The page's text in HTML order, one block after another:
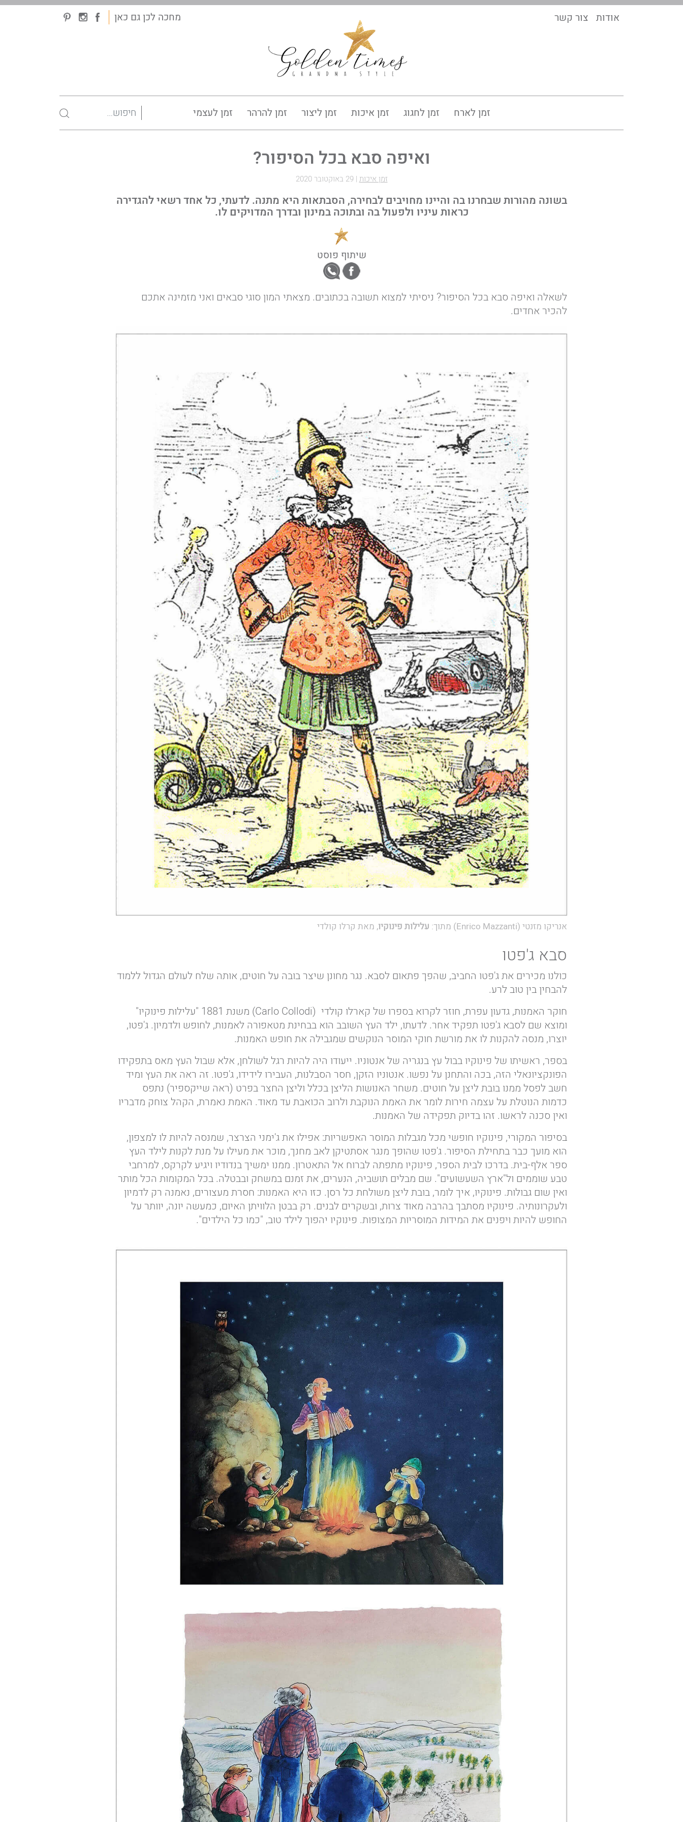
אודות צור קשר מחכה לכן גם כאן
זמן לארח זמן לחגוג זמן איכות זמן ליצור זמן להרהר זמן לעצמי
ואיפה סבא בכל הסיפור?
זמן איכות |29 באוקטובר 2020
בשונה מהורות שבחרנו בה והיינו מחויבים לבחירה, הסבתאות היא מתנה. לדעתי, כל אחד רשאי להגדירה
כראות עיניו ולפעול בה ובתוכה במינון ובדרך המדויקים לו.
שיתוף פוסט
לשאלה ואיפה סבא בכל הסיפור? ניסיתי למצוא תשובה בכתובים. מצאתי המון סוגי סבאים ואני מזמינה אתכם
להכיר אחדים.
אנריקו מזנטי (Enrico Mazzanti) מתוך: עלילות פינוקיו, מאת קרלו קולדי
סבא ג'פטו
כולנו מכירים את ג'פטו החביב, שהפך פתאום לסבא. נגר מחונן שיצר בובה על חוטים, אותה שלח לעולם הגדול ללמוד
להבחין בין טוב לרע.
חוקר האמנות, גדעון עפרת, חוזר לקרוא בספרו של קארלו קולדי (Carlo Collodi) משנת 1881 "עלילות פינוקיו"
ומוצא שם לסבא ג'פטו תפקיד אחר. לדעתו, ילד העץ השובב הוא בבחינת מטאפורה לאמנות, לחופש ולדמיון. ג'פטו,
יוצרו, מנסה להקנות לו את מורשת חוקי המוסר הנוקשים שמגבילה את חופש האמנות.
בספר, ראשיתו של פינוקיו בבול עץ בנגריה של אנטוניו. ייעודו היה להיות רגל לשולחן, אלא שבול העץ מאס בתפקידו
הפונקציונאלי הזה, בכה והתחנן על נפשו. אנטוניו הזקן, חסר הסבלנות, העבירו לידידו, ג'פטו. זה ראה את העץ ומיד
חשב לפסל ממנו בובת ליצן על חוטים. משחר האנושות הליצן בכלל וליצן החצר בפרט (ראה שייקספיר) נתפס
כדמות הנוטלת על עצמה חירות לומר את האמת הנוקבת ולרוב הכואבת עד מאוד. האמת נאמרת, הקהל צוחק מדבריו
ואין סכנה לראשו. זהו בדיוק תפקידה של האמנות.
בסיפור המקורי, פינוקיו חופשי מכל מגבלות המוסר האפשריות: אפילו את ג'ימני הצרצר, שמנסה להיות לו למצפון,
הוא מועך כבר בתחילת הסיפור. ג'פטו שהופך מנגר אסתטיקן לאב מחנך, מוכר את מעילו על מנת לקנות לילד העץ
ספר אלף-בית. בדרכו לבית הספר, פינוקיו מתפתה לברוח אל התאטרון. ממנו ימשיך בנדודיו ויגיע לקרקס, למרחבי
טבע שוממים ול"ארץ השעשועים". שם מבלים תושביה, הנערים, את זמנם במשחק ובבטלה. בכל המקומות הכל מותר
ואין שום גבולות. פינוקיו, איך לומר, בובת ליצן משולחת כל רסן. כזו היא האמנות: חסרת מעצורים, נאמנה רק לדמיון
ולעקרונותיה. פינוקיו מסתבך בהרבה מאוד צרות, ובשקרים לבנים. רק בבטן הלוויתן האיום, כמעשה יונה, יוותר על
החופש להיות ויפנים את המידות המוסריות המצופות. פינוקיו יהפוך לילד טוב, "כמו כל הילדים".